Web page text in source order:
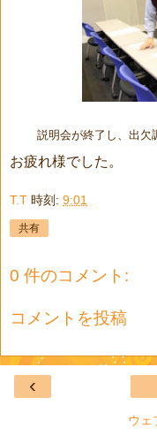
説明会が終了し、出欠
お疲れ様でした。
T.T 時刻: 9:01
共有
0 件のコメント:
コメントを投稿
‹
ウェ